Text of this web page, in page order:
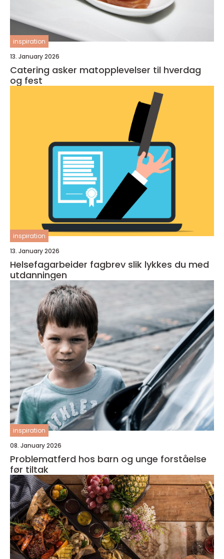
inspiration
13. January 2026
Catering asker matopplevelser til hverdag
og fest
inspiration
13. January 2026
Helsefagarbeider fagbrev slik lykkes du med
utdanningen
inspiration
08. January 2026
Problematferd hos barn og unge forståelse
før tiltak